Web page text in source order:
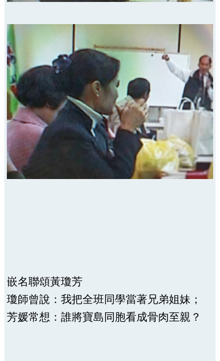
嵌名聯頌黃瓊芳
瓊師曾說：我把全班同學當著兄弟姐妹；
芳媛常想：誰將寶島同胞看成骨肉至親？